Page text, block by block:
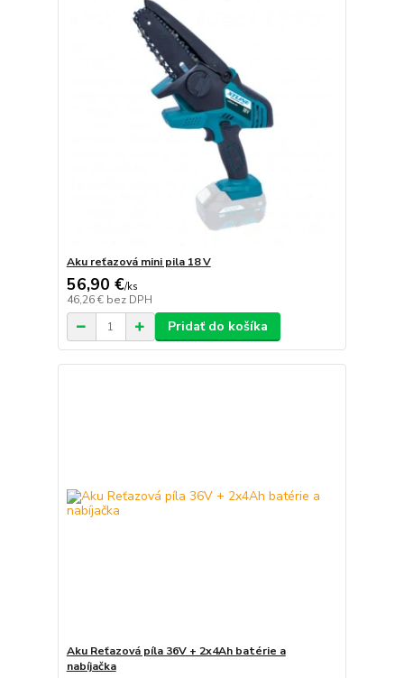
Aku reťazová mini pila 18 V
56,90 €/ks
46,26 € bez DPH
Pridať do košíka
Aku Reťazová píla 36V + 2x4Ah batérie a
nabíjačka